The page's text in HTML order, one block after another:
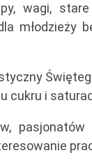
wagi,
młodzieży
cukru i